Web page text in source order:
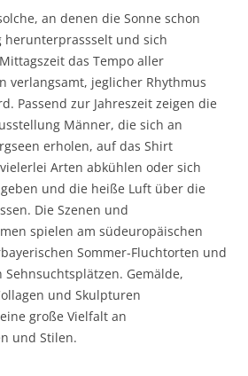
an denen die Sonne schon
herunterprassselt und sich
das Tempo aller
verlangsamt, jeglicher Rhythmus
Passend zur Jahreszeit zeigen die
Männer, die sich an
erholen, auf das Shirt
Arten abkühlen oder sich
und die heiße Luft über die
Die Szenen und
spielen am südeuropäischen
Sommer-Fluchtorten und
Gemälde,
und Skulpturen
große Vielfalt an
und Stilen.